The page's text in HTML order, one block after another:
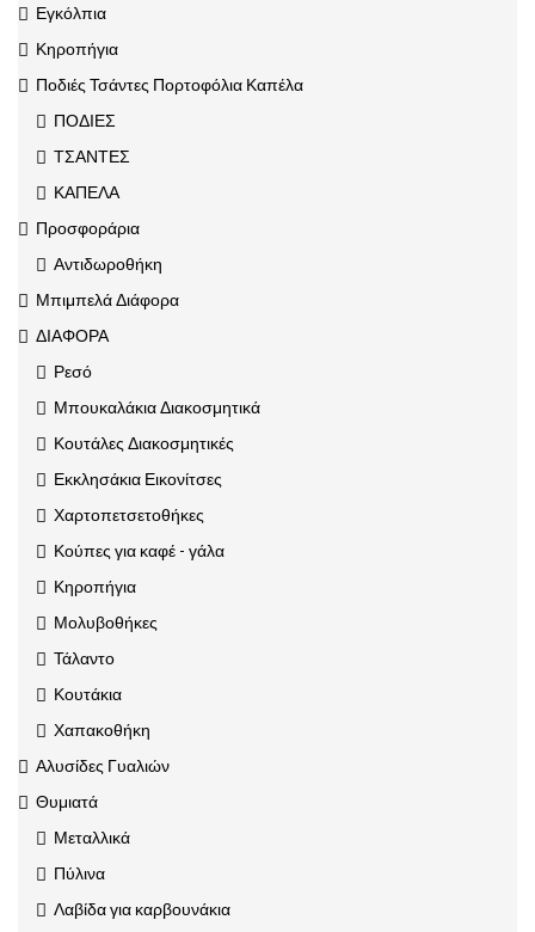
Εγκόλπια
Κηροπήγια
Ποδιές Τσάντες Πορτοφόλια Καπέλα
ΠΟΔΙΕΣ
ΤΣΑΝΤΕΣ
ΚΑΠΕΛΑ
Προσφοράρια
Αντιδωροθήκη
Μπιμπελά Διάφορα
ΔΙΑΦΟΡΑ
Ρεσό
Μπουκαλάκια Διακοσμητικά
Κουτάλες Διακοσμητικές
Εκκλησάκια Εικονίτσες
Χαρτοπετσετοθήκες
Κούπες για καφέ - γάλα
Κηροπήγια
Μολυβοθήκες
Τάλαντο
Κουτάκια
Χαπακοθήκη
Αλυσίδες Γυαλιών
Θυμιατά
Μεταλλικά
Πύλινα
Λαβίδα για καρβουνάκια